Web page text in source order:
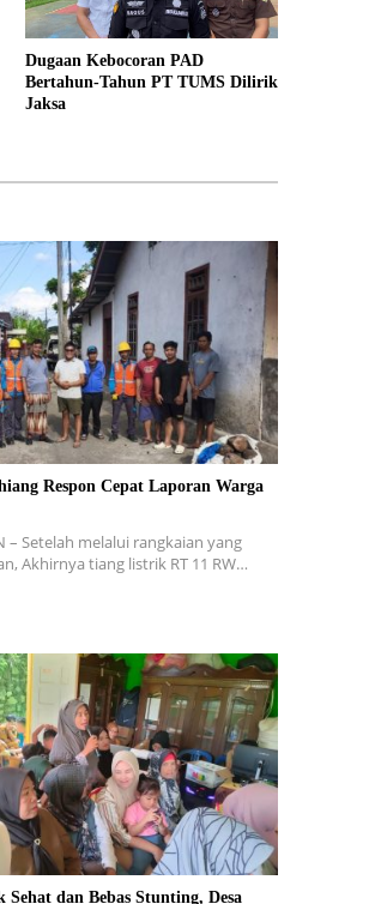
Dugaan Kebocoran PAD
Bertahun-Tahun PT TUMS Dilirik
Jaksa
Respon Cepat Laporan Warga
– Setelah melalui rangkaian yang
Akhirnya tiang listrik RT 11 RW…
dan Bebas Stunting, Desa